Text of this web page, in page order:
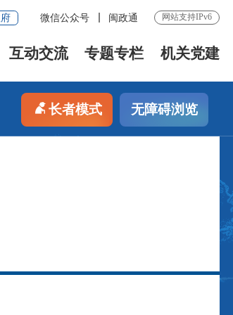
微信公众号 闽政通 网站支持IPv6
互动交流 专题专栏 机关党建
长者模式 无障碍浏览